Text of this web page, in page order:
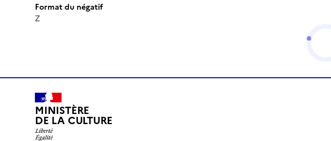
Format du négatif
Z
MINISTÈRE
DE LA CULTURE